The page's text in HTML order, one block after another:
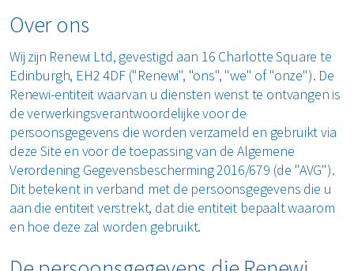
Swill tank
Inzamelmiddelen gevaarlijk afval
Interne inzamelmiddelen
Branches
Bouw
Horeca en recreatie
Industrie
Logistiek
Retail
Zakelijke dienstverlening
Zorg
Bouw- en sloopafval
Folie
Gevaarlijk afval
Glas
Groen- en tuinafval
Glas
Hout
Metalen
Mineralen
Organics
Papier en karton
Advies
Klantenservice
MyRenewi
ons
Over ons
Wij zijn Renewi Ltd, gevestigd aan 16 Charlotte Square te
Edinburgh, EH2 4DF ("Renewi", "ons", "we" of "onze"). De
Renewi-entiteit waarvan u diensten wenst te ontvangen is
de verwerkingsverantwoordelijke voor de
persoonsgegevens die worden verzameld en gebruikt via
deze Site en voor de toepassing van de Algemene
Verordening Gegevensbescherming 2016/679 (de "AVG").
Dit betekent in verband met de persoonsgegevens die u
aan die entiteit verstrekt, dat die entiteit bepaalt waarom
en hoe deze zal worden gebruikt.